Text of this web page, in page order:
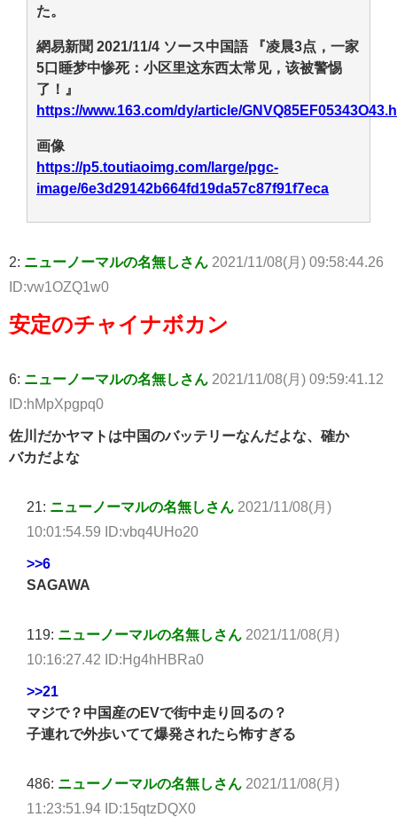
た。
網易新聞 2021/11/4 ソース中国語 『凌晨3点，一家
5口睡梦中惨死：小区里这东西太常见，该被警惕
了！』
https://www.163.com/dy/article/
画像
https://p5.toutiaoimg.com/large/pgc-
image/6e3d29142b664fd19da57c87f91f7eca
2: ニューノーマルの名無しさん 2021/11/08(月) 09:58:44.26
ID:vw1OZQ1w0
安定のチャイナボカン
6: ニューノーマルの名無しさん 2021/11/08(月) 09:59:41.12
ID:hMpXpgpq0
佐川だかヤマトは中国のバッテリーなんだよな、確か
バカだよな
21: ニューノーマルの名無しさん 2021/11/08(月)
10:01:54.59 ID:vbq4UHo20
>>6
SAGAWA
119: ニューノーマルの名無しさん 2021/11/08(月)
10:16:27.42 ID:Hg4hHBRa0
>>21
マジで？中国産のEVで街中走り回るの？
子連れで外歩いてて爆発されたら怖すぎる
486: ニューノーマルの名無しさん 2021/11/08(月)
11:23:51.94 ID:15qtzDQX0